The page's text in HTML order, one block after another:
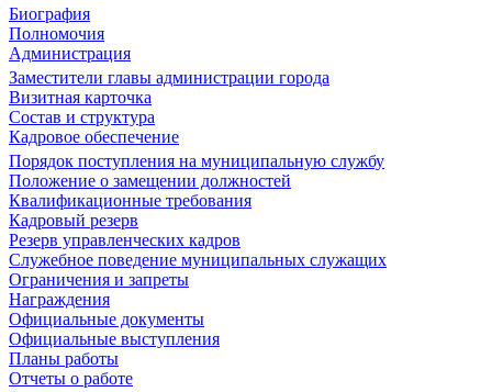
Биография
Полномочия
Администрация
Заместители главы администрации города
Визитная карточка
Состав и структура
Кадровое обеспечение
Порядок поступления на муниципальную службу
Положение о замещении должностей
Квалификационные требования
Кадровый резерв
Резерв управленческих кадров
Служебное поведение муниципальных служащих
Ограничения и запреты
Награждения
Официальные документы
Официальные выступления
Планы работы
Отчеты о работе